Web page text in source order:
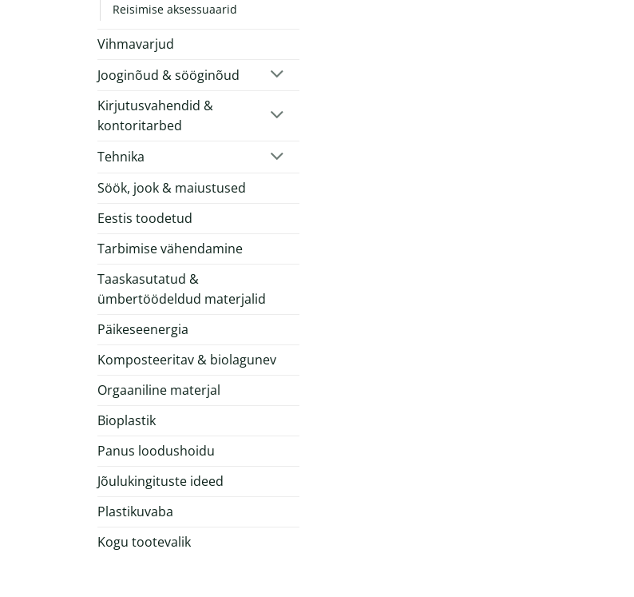
Reisimise aksessuaarid
Vihmavarjud
Jooginõud & sööginõud
Kirjutusvahendid &
kontoritarbed
Tehnika
Söök, jook & maiustused
Eestis toodetud
Tarbimise vähendamine
Taaskasutatud &
ümbertöödeldud materjalid
Päikeseenergia
Komposteeritav & biolagunev
Orgaaniline materjal
Bioplastik
Panus loodushoidu
Jõulukingituste ideed
Plastikuvaba
Kogu tootevalik